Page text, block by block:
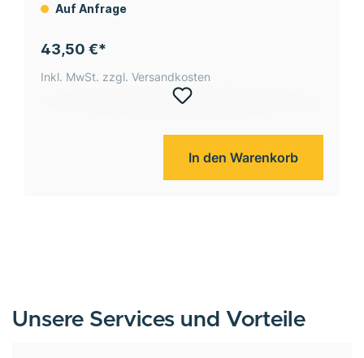
Auf Anfrage
43,50 €*
Inkl. MwSt. zzgl. Versandkosten
In den Warenkorb
Unsere Services und Vorteile